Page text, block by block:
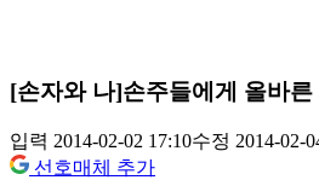
[손자와 나]손주들에게 올바른
입력 2014-02-02 17:10수정 2014-02-
선호매체 추가